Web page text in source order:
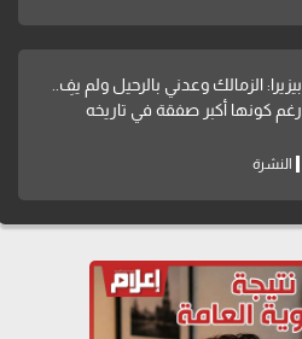
بيزيرا: الزمالك وعدني بالرحيل ولم يفِ..
رغم كونها أكبر صفقة في تاريخه
النشرة